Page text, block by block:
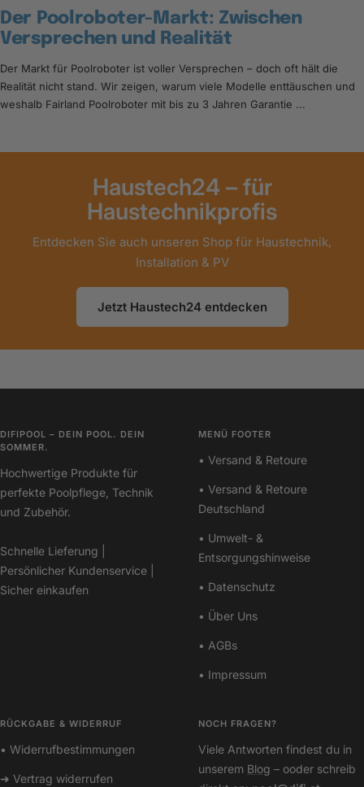
Der Poolroboter-Markt: Zwischen
Versprechen und Realität
Der Markt für Poolroboter ist voller Versprechen – doch oft hält die
Realität nicht stand. Wir zeigen, warum viele Modelle enttäuschen und
weshalb Fairland Poolroboter mit bis zu 3 Jahren Garantie ...
Haustech24 – für
Haustechnikprofis
Entdecken Sie auch unseren Shop für Haustechnik,
Installation & PV
Jetzt Haustech24 entdecken
DIFIPOOL – DEIN POOL. DEIN
SOMMER.
Hochwertige Produkte für
perfekte Poolpflege, Technik
und Zubehör.
Schnelle Lieferung |
Persönlicher Kundenservice |
Sicher einkaufen
MENÜ FOOTER
• Versand & Retoure
• Versand & Retoure
Deutschland
• Umwelt- &
Entsorgungshinweise
• Datenschutz
• Über Uns
• AGBs
• Impressum
RÜCKGABE & WIDERRUF
• Widerrufbestimmungen
➜ Vertrag widerrufen
NOCH FRAGEN?
Viele Antworten findest du in
unserem Blog – ooder schreib